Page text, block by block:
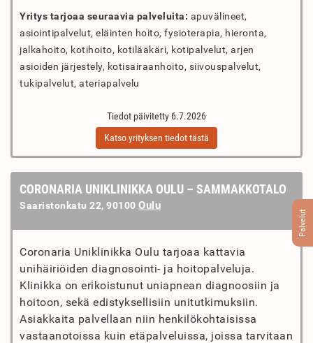
Palvelut
Yritys tarjoaa seuraavia palveluita: apuvälineet,
asiointipalvelut, eläinten hoito, fysioterapia, hieronta,
jalkahoito, kotihoito, kotilääkäri, kotipalvelut, arjen
asioiden järjestely, kotisairaanhoito, siivouspalvelut,
tukipalvelut, ateriapalvelu
Tiedot päivitetty 6.7.2026
Katso yrityksen tiedot tästä
CORONARIA UNIKLINIKKA OULU – SAMMAKKOTALO
Saaristonkatu 22, 90100 Oulu
Coronaria Uniklinikka Oulu tarjoaa kattavia
unihäiriöiden diagnosointi- ja hoitopalveluja.
Klinikka on erikoistunut uniapnean diagnoosiin ja
hoitoon, sekä edistyksellisiin unitutkimuksiin.
Asiakkaita palvellaan niin henkilökohtaisissa
vastaanotoissa kuin etäpalveluissa, joissa tarvitaan